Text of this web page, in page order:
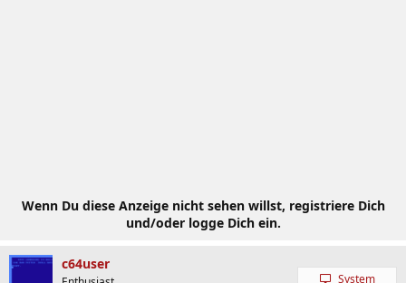
Wenn Du diese Anzeige nicht sehen willst, registriere Dich
und/oder logge Dich ein.
c64user
System